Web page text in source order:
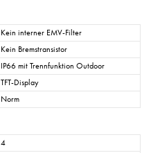
Kein interner EMV-Filter
Kein Bremstransistor
IP66 mit Trennfunktion Outdoor
TFT-Display
Norm
4